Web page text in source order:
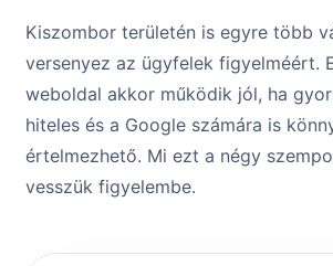
Kiszombor területén is egyre több
versenyez az ügyfelek figyelméért.
weboldal akkor működik jól, ha
hiteles és a Google számára is
értelmezhető. Mi ezt a négy
vesszük figyelembe.